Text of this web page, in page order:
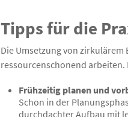
Tipps für die
Die Umsetzung von
ressourcenschonend
Frühzeitig planen und
Schon in der
durchdachter Aufbau mit